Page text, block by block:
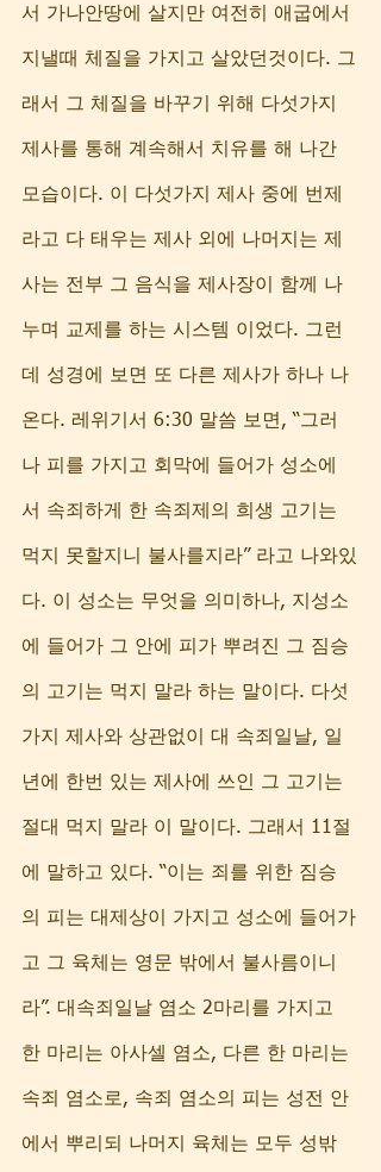
서 가나안땅에 살지만 여전히 애굽에서
지낼때 체질을 가지고 살았던것이다. 그
래서 그 체질을 바꾸기 위해 다섯가지
제사를 통해 계속해서 치유를 해 나간
모습이다. 이 다섯가지 제사 중에 번제
라고 다 태우는 제사 외에 나머지는 제
사는 전부 그 음식을 제사장이 함께 나
누며 교제를 하는 시스템 이었다. 그런
데 성경에 보면 또 다른 제사가 하나 나
온다. 레위기서 6:30 말씀 보면, “그러
나 피를 가지고 회막에 들어가 성소에
서 속죄하게 한 속죄제의 희생 고기는
먹지 못할지니 불사를지라” 라고 나와있
다. 이 성소는 무엇을 의미하나, 지성소
에 들어가 그 안에 피가 뿌려진 그 짐승
의 고기는 먹지 말라 하는 말이다. 다섯
가지 제사와 상관없이 대 속죄일날, 일
년에 한번 있는 제사에 쓰인 그 고기는
절대 먹지 말라 이 말이다. 그래서 11절
에 말하고 있다. “이는 죄를 위한 짐승
의 피는 대제상이 가지고 성소에 들어가
고 그 육체는 영문 밖에서 불사름이니
라”. 대속죄일날 염소 2마리를 가지고
한 마리는 아사셀 염소, 다른 한 마리는
속죄 염소로, 속죄 염소의 피는 성전 안
에서 뿌리되 나머지 육체는 모두 성밖